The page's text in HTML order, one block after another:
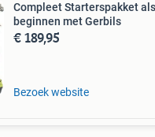
Compleet Starterspakket
beginnen met Gerbils
€ 189,95
Bezoek website